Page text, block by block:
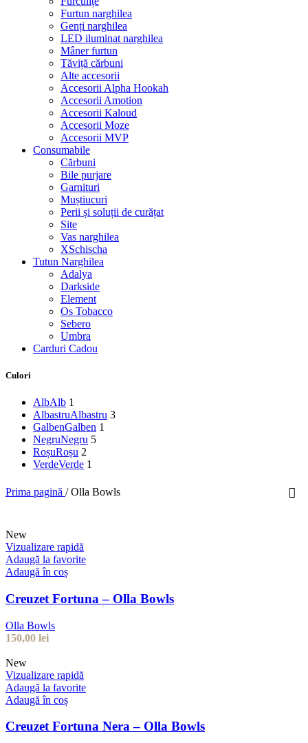
Furtun narghilea
Genți narghilea
LED iluminat narghilea
Mâner furtun
Tăviță cărbuni
Alte accesorii
Accesorii Alpha Hookah
Accesorii Amotion
Accesorii Kaloud
Accesorii Moze
Accesorii MVP
Consumabile
Cărbuni
Bile purjare
Garnituri
Muștiucuri
Perii și soluții de curățat
Site
Vas narghilea
XSchischa
Tutun Narghilea
Adalya
Darkside
Element
Os Tobacco
Sebero
Umbra
Carduri Cadou
Culori
AlbAlb 1
AlbastruAlbastru 3
GalbenGalben 1
NegruNegru 5
RoșuRoșu 2
VerdeVerde 1
Prima pagină / Olla Bowls
New
Vizualizare rapidă
Adaugă la favorite
Adaugă în coș
Creuzet Fortuna – Olla Bowls
Olla Bowls
150,00 lei
New
Vizualizare rapidă
Adaugă la favorite
Adaugă în coș
Creuzet Fortuna Nera – Olla Bowls